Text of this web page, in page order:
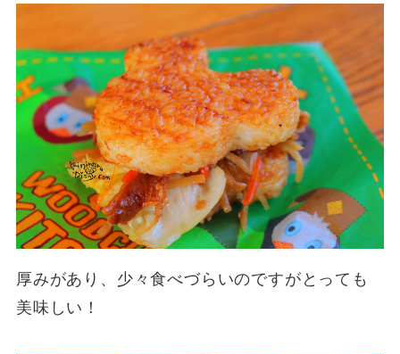
厚みがあり、少々食べづらいのですがとっても
美味しい！